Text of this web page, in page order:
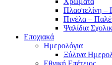
Πλαστελίνη –
Πινέλα –
Ψαλίδια
Εποχιακά
Ημερολόγια
Ξύλινα
Εθνική Επέτειος